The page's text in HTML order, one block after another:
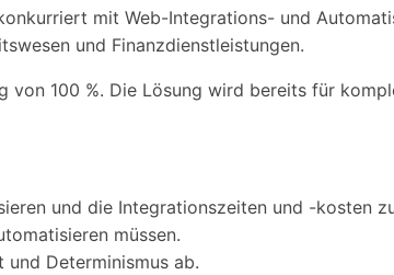
mit Web-Integrations- und
und Finanzdienstleistungen.
von 100 %. Die Lösung wird bereits für
und die Integrationszeiten und -kosten
müssen.
und Determinismus ab.